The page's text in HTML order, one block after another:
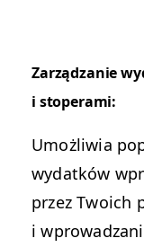
Zarządzanie
i stoperami:
Umożli­wia
wydatków
przez Twoich
i